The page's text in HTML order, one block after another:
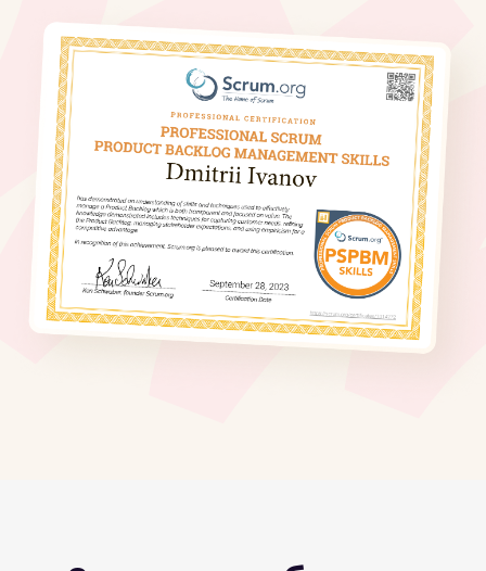
6 модулей,после
которых вы сможете
усилить бизнес-
результат
1 день
Программа тренинга
Стратегические и тактические цели